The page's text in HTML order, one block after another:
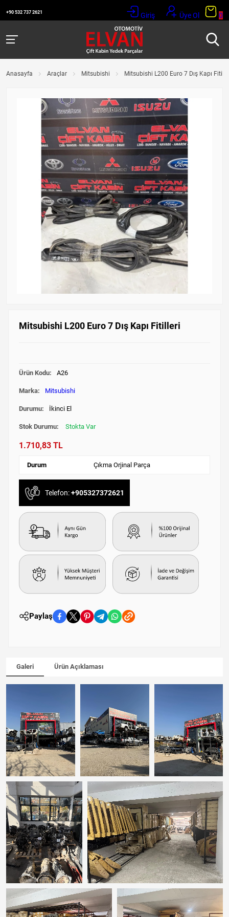
+90 532 737 2621 Giriş Üye Ol 0
Anasayfa Araçlar Mitsubishi Mitsubishi L200 Euro 7 Dış Kapı
Mitsubishi L200 Euro 7 Dış Kapı Fitilleri
Ürün Kodu: A26
Marka: Mitsubishi
Durumu: İkinci El
Stok Durumu: Stokta Var
1.710,83 TL
Durum Çıkma Orjinal Parça
Telefon:+905327372621
Paylaş
Galeri Ürün Açıklaması